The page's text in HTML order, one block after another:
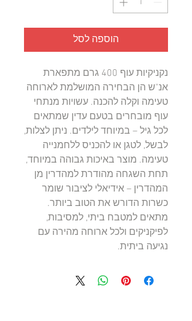
הוספה לסל
נקניקיות עוף 400 גרם מתפארת
אנ"ש הן הבחירה המושלמת לארוחה
טעימה וקלה להכנה. עשויות מנתחי
עוף מובחרים בטעם עדין שמתאים
לכל גיל – במיוחד לילדים. ניתן לצלות,
לבשל, לטגן או להכניס ללחמנייה
טעימה. מוצר באיכות גבוהה במיוחד,
תחת השגחה מהודרת למהדרין מן
המהדרין – אידיאלי לציבור שומר
כשרות הדורש את הטוב ביותר.
מתאים למטבח ביתי, למסיבות,
לפיקניקים ולכל ארוחה מהירה עם
נגיעה ביתית.